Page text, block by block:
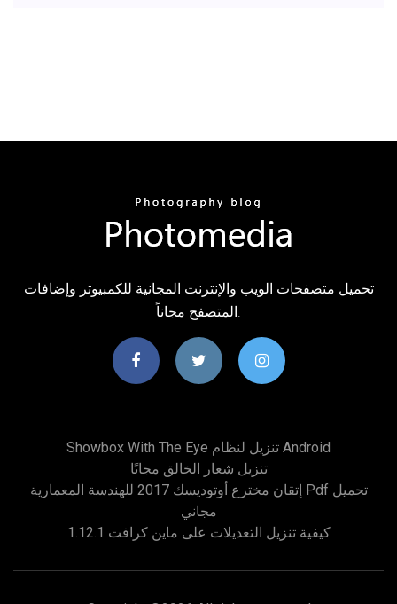
تحميل متصفحات الويب والإنترنت المجانية للكمبيوتر وإضافات
Showbox With The Eye تنزيل لنظام Android
تنزيل شعار الخالق مجانًا
إتقان مخترع أوتوديسك 2017 للهندسة المعمارية Pdf تحميل
مجاني
كيفية تنزيل التعديلات على ماين كرافت 1.12.1